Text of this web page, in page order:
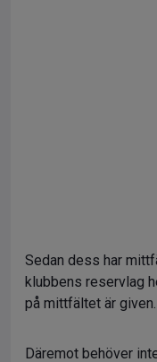
Sedan dess har
klubbens reservlag
på mittfältet är given.
Däremot behöver